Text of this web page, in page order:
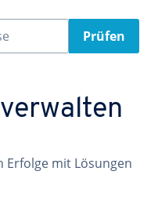
Prüfen
Erfolge mit Lösungen